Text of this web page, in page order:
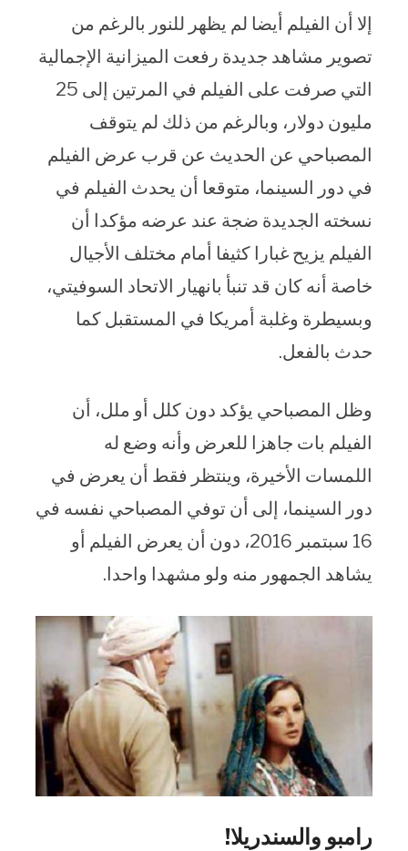
إلا أن الفيلم أيضا لم يظهر للنور بالرغم من
تصوير مشاهد جديدة رفعت الميزانية الإجمالية
التي صرفت على الفيلم في المرتين إلى 25
مليون دولار، وبالرغم من ذلك لم يتوقف
المصباحي عن الحديث عن قرب عرض الفيلم
في دور السينما، متوقعا أن يحدث الفيلم في
نسخته الجديدة ضجة عند عرضه مؤكدا أن
الفيلم يزيح غبارا كثيفا أمام مختلف الأجيال
خاصة أنه كان قد تنبأ بانهيار الاتحاد السوفيتي،
وبسيطرة وغلبة أمريكا في المستقبل كما
حدث بالفعل.
وظل المصباحي يؤكد دون كلل أو ملل، أن
الفيلم بات جاهزا للعرض وأنه وضع له
اللمسات الأخيرة، وينتظر فقط أن يعرض في
دور السينما، إلى أن توفي المصباحي نفسه في
16 سبتمبر 2016، دون أن يعرض الفيلم أو
يشاهد الجمهور منه ولو مشهدا واحدا.
رامبو والسندريلا!